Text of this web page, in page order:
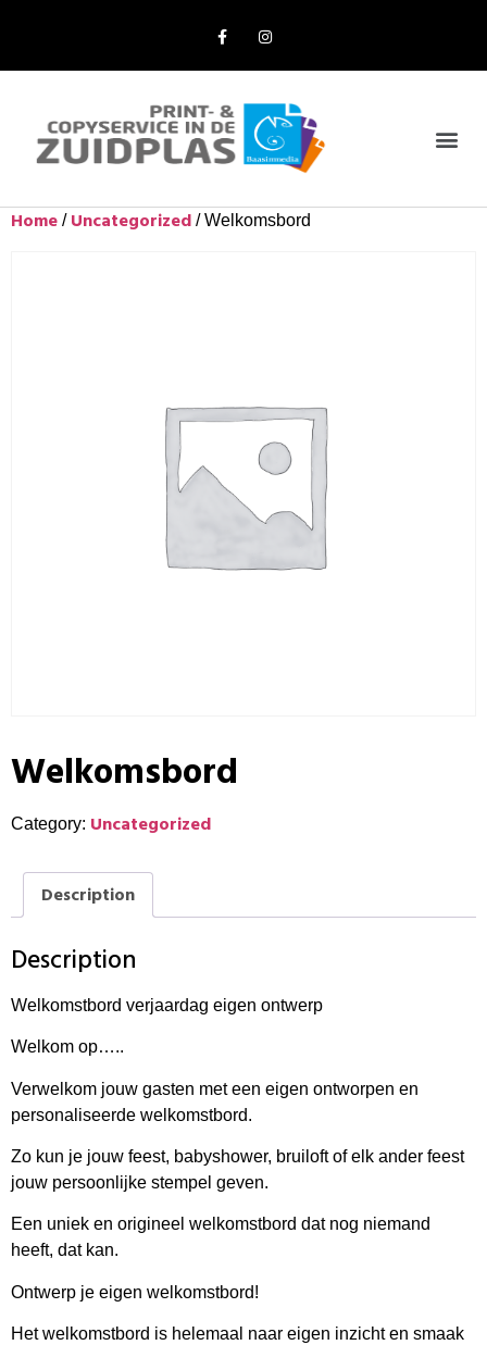
Home / Uncategorized / Welkomsbord
Welkomsbord
Category: Uncategorized
Description
Description
Welkomstbord verjaardag eigen ontwerp
Welkom op…..
Verwelkom jouw gasten met een eigen ontworpen en
personaliseerde welkomstbord.
Zo kun je jouw feest, babyshower, bruiloft of elk ander feest
jouw persoonlijke stempel geven.
Een uniek en origineel welkomstbord dat nog niemand
heeft, dat kan.
Ontwerp je eigen welkomstbord!
Het welkomstbord is helemaal naar eigen inzicht en smaak